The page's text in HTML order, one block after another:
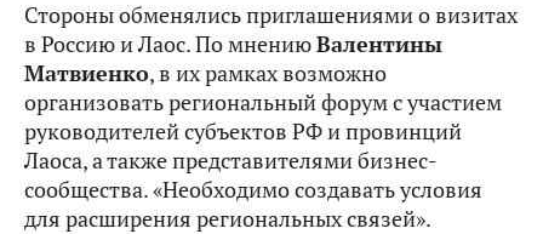
Стороны обменялись приглашениями о визитах
в Россию и Лаос. По мнениюВалентины
Матвиенко, в их рамках возможно
организовать региональный форум с участием
руководителей субъектов РФ и провинций
Лаоса, а также представителями бизнес-
сообщества. «Необходимо создавать условия
для расширения региональных связей».